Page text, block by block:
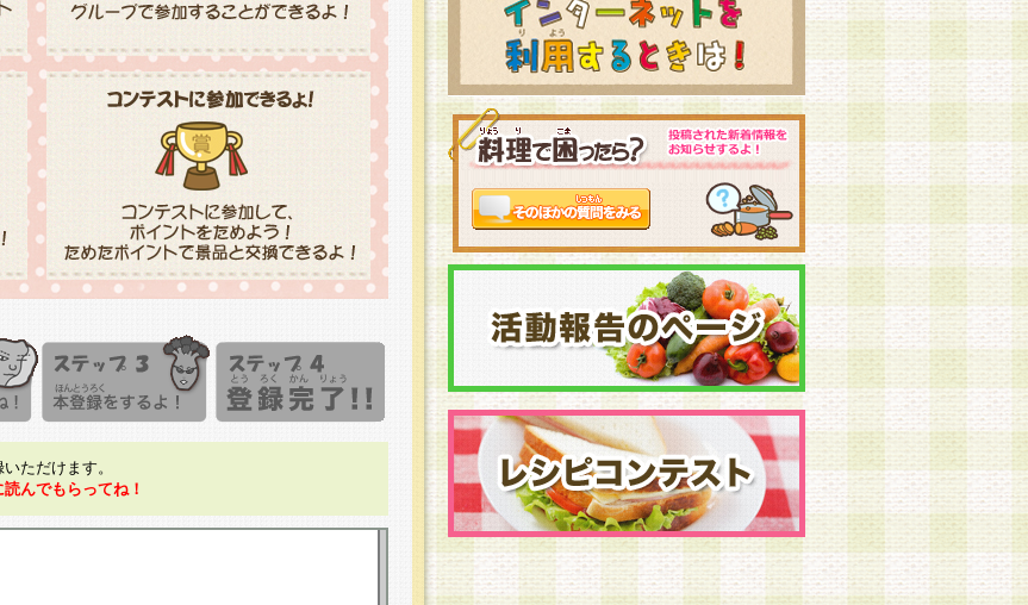
ただけます。
んでもらってね！